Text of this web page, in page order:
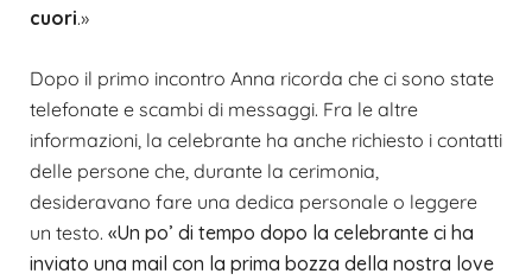
cuori.»
Dopo il primo incontro Anna ricorda che ci sono state
telefonate e scambi di messaggi. Fra le altre
informazioni, la celebrante ha anche richiesto i contatti
delle persone che, durante la cerimonia,
desideravano fare una dedica personale o leggere
un testo. «Un po’ di tempo dopo la celebrante ci ha
inviato una mail con la prima bozza della nostra love